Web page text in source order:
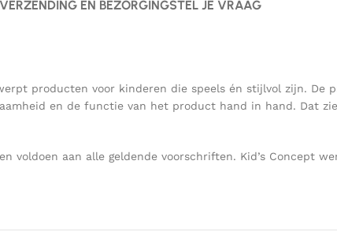
VERZENDING EN BEZORGINGSTEL JE VRAAG
producten voor kinderen die speels én stijlvol zijn. De
en de functie van het product hand in hand. Dat
aan alle geldende voorschriften. Kid’s Concept